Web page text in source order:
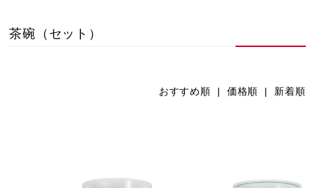
茶碗（セット）
おすすめ順 | 価格順 | 新着順